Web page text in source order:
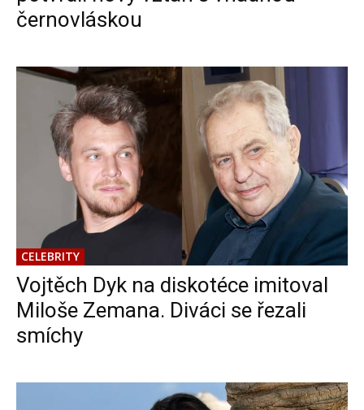
černovláskou
CELEBRITY
Vojtěch Dyk na diskotéce imitoval
Miloše Zemana. Diváci se řezali
smíchy